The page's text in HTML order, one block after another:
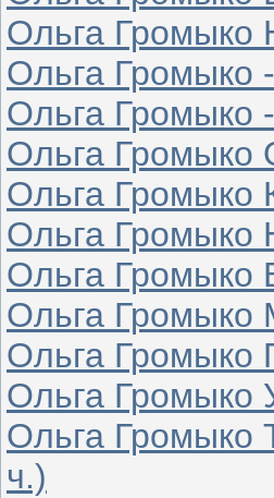
Ольга Громыко
Ольга Громыко
Ольга Громыко
Ольга Громыко
Ольга Громыко
Ольга Громыко
Ольга Громыко
Ольга Громыко
Ольга Громыко
Ольга Громыко
Ольга Громыко
ч.)